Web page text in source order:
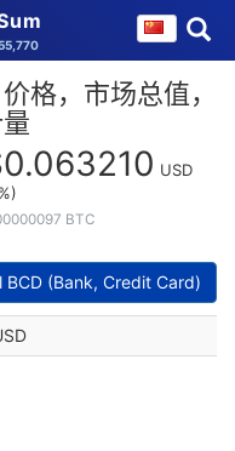
格，市场总值，
USD
BTC
BCD (Bank, Credit Card)